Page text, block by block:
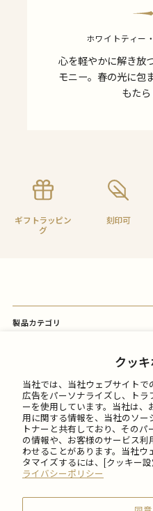
クッ
当社では、当社ウェブサイト
広告をパーソナライズし、トラ
ーを使用しています。当社は、
用に関する情報を、当社のソー
トナーと共有しており、その
の情報や、お客様のサービス
わせることがあります。当社ウ
タマイズするには、[クッキー
ライバシーポリシー
ホワイトティー
心を軽やかに解き放
モニー。春の光に包
もたら
ギフトラッピン
グ
刻印可
製品カテゴリ
FAQ
ご利用について
会社情報